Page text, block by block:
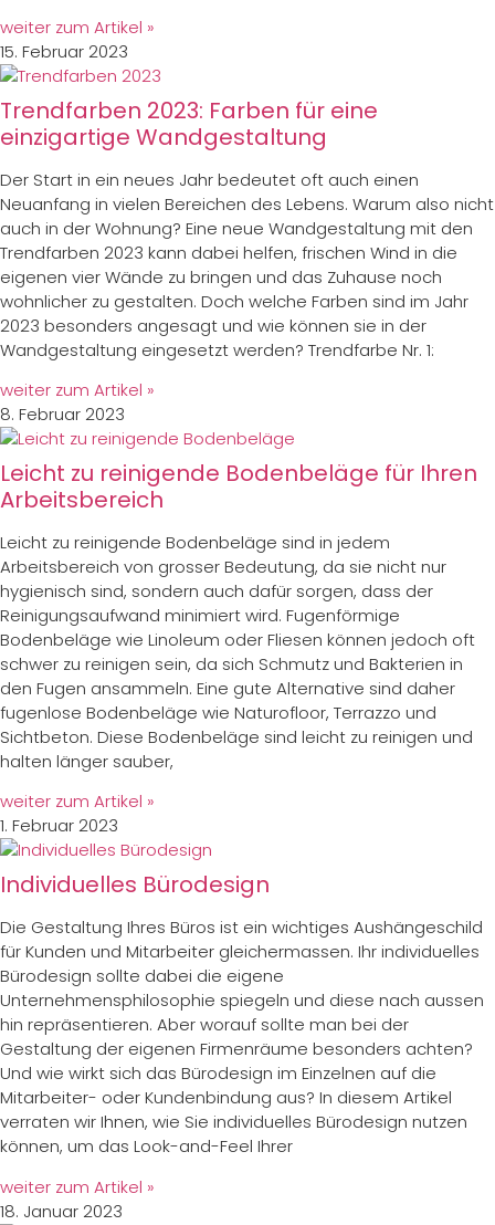
weiter zum Artikel »
15. Februar 2023
Trendfarben 2023: Farben für eine
einzigartige Wandgestaltung
Der Start in ein neues Jahr bedeutet oft auch einen
Neuanfang in vielen Bereichen des Lebens. Warum also nicht
auch in der Wohnung? Eine neue Wandgestaltung mit den
Trendfarben 2023 kann dabei helfen, frischen Wind in die
eigenen vier Wände zu bringen und das Zuhause noch
wohnlicher zu gestalten. Doch welche Farben sind im Jahr
2023 besonders angesagt und wie können sie in der
Wandgestaltung eingesetzt werden? Trendfarbe Nr. 1:
weiter zum Artikel »
8. Februar 2023
Leicht zu reinigende Bodenbeläge für Ihren
Arbeitsbereich
Leicht zu reinigende Bodenbeläge sind in jedem
Arbeitsbereich von grosser Bedeutung, da sie nicht nur
hygienisch sind, sondern auch dafür sorgen, dass der
Reinigungsaufwand minimiert wird. Fugenförmige
Bodenbeläge wie Linoleum oder Fliesen können jedoch oft
schwer zu reinigen sein, da sich Schmutz und Bakterien in
den Fugen ansammeln. Eine gute Alternative sind daher
fugenlose Bodenbeläge wie Naturofloor, Terrazzo und
Sichtbeton. Diese Bodenbeläge sind leicht zu reinigen und
halten länger sauber,
weiter zum Artikel »
1. Februar 2023
Individuelles Bürodesign
Die Gestaltung Ihres Büros ist ein wichtiges Aushängeschild
für Kunden und Mitarbeiter gleichermassen. Ihr individuelles
Bürodesign sollte dabei die eigene
Unternehmensphilosophie spiegeln und diese nach aussen
hin repräsentieren. Aber worauf sollte man bei der
Gestaltung der eigenen Firmenräume besonders achten?
Und wie wirkt sich das Bürodesign im Einzelnen auf die
Mitarbeiter- oder Kundenbindung aus? In diesem Artikel
verraten wir Ihnen, wie Sie individuelles Bürodesign nutzen
können, um das Look-and-Feel Ihrer
weiter zum Artikel »
18. Januar 2023